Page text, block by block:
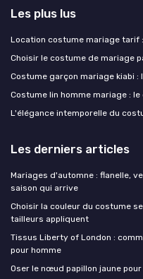
Les plus lus
Location costume mariage tarif
Choisir le costume de mariage
Costume garçon mariage kiabi
Costume lin homme mariage :
L'élégance intemporelle du
Les derniers articles
Mariages d'automne : flanelle,
saison qui arrive
Choisir la couleur du costume
tailleurs appliquent
Tissus Liberty of London :
pour homme
Oser le nœud papillon jaune